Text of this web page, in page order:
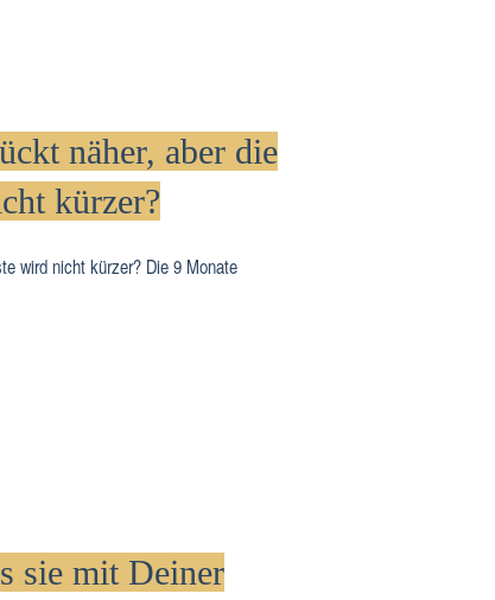
näher, aber die
kürzer?
wird nicht kürzer? Die 9 Monate
sie mit Deiner